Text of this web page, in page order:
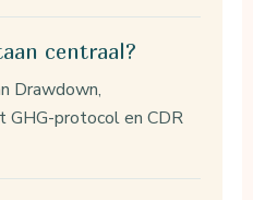
centraal?
Drawdown,
protocol en CDR